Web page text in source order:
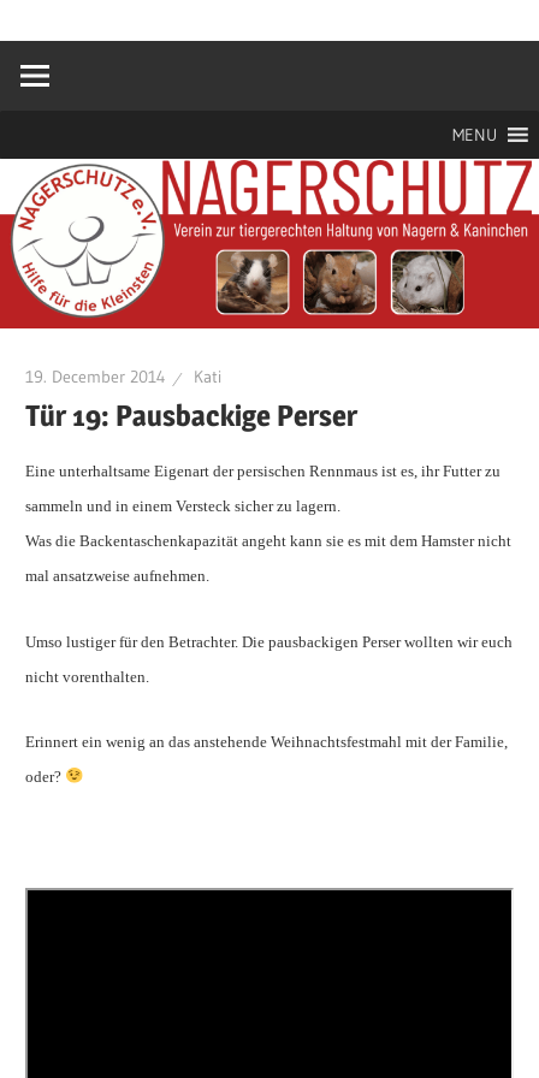
springen
Nagerschutz
für
MENU
19. December 2014 Kati
Tür 19: Pausbackige Perser
Eine unterhaltsame Eigenart der persischen Rennmaus ist es, ihr Futter zu
sammeln und in einem Versteck sicher zu lagern.
Was die Backentaschenkapazität angeht kann sie es mit dem Hamster nicht
mal ansatzweise aufnehmen.
Umso lustiger für den Betrachter. Die pausbackigen Perser wollten wir euch
nicht vorenthalten.
Erinnert ein wenig an das anstehende Weihnachtsfestmahl mit der Familie,
oder?